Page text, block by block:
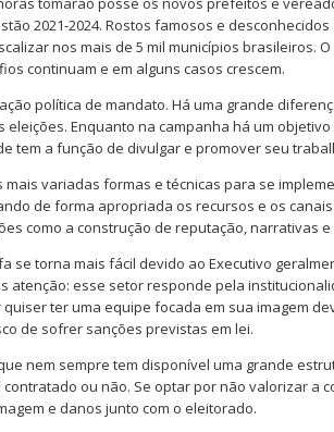
2021-2024. Rostos famosos e
nos mais de 5 mil municípios brasileiros.
continuam e em alguns casos crescem.
política de mandato. Há uma grande
Enquanto na campanha há um
tem a função de divulgar e promover seu
mais variadas formas e técnicas para se
de forma apropriada os recursos e os
como a construção de reputação, narrativas
se torna mais fácil devido ao Executivo
atenção: esse setor responde pela
quiser ter uma equipe focada em sua imagem
de sofrer sanções previstas em lei.
nem sempre tem disponível uma grande
ou não. Se optar por não valorizar a
e danos junto com o eleitorado.